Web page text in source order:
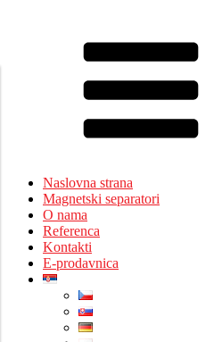
Naslovna strana
Magnetski separatori
O nama
Referenca
Kontakti
E-prodavnica